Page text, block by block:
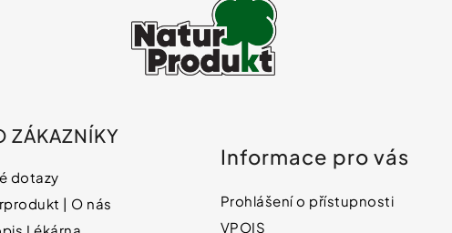
ZÁKAZNÍKY
dotazy
| O nás
Informace pro vás
Prohlášení o přístupnosti
VPOIS